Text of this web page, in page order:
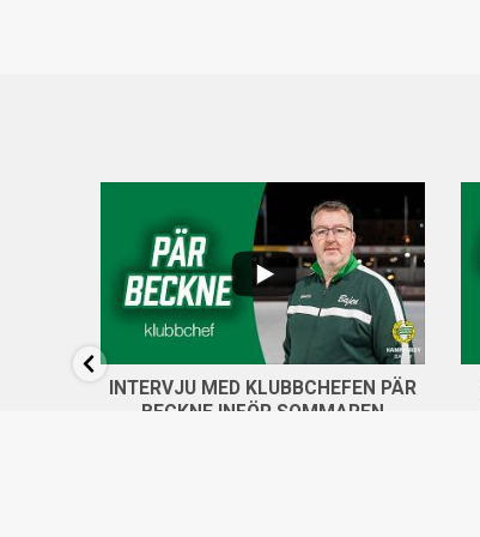
14
0
INTERVJU MED KLUBBCHEFEN PÄR
BECKNE INFÖR SOMMAREN